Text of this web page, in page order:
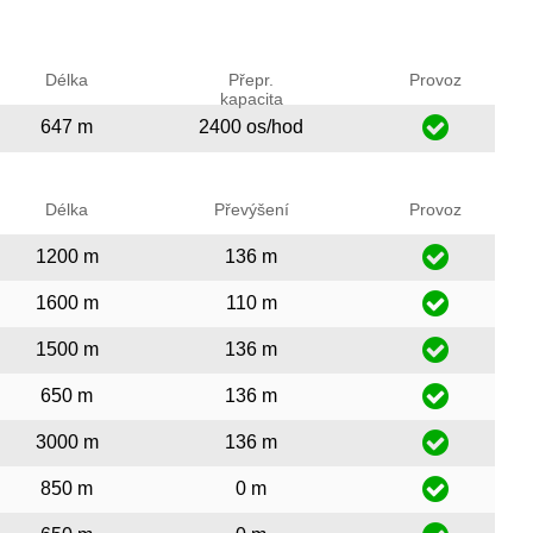
Délka
Přepr.
kapacita
Provoz
647 m 2400 os/hod
Délka Převýšení Provoz
1200 m 136 m
1600 m 110 m
1500 m 136 m
650 m 136 m
3000 m 136 m
850 m 0 m